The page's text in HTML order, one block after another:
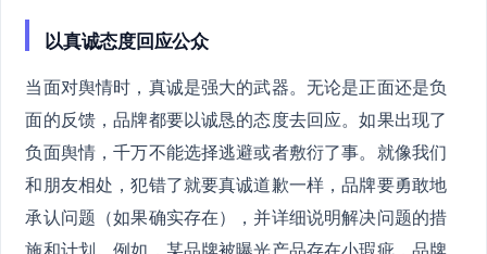
以真诚态度回应公众
当面对舆情时，真诚是强大的武器。无论是正面还是负
面的反馈，品牌都要以诚恳的态度去回应。如果出现了
负面舆情，千万不能选择逃避或者敷衍了事。就像我们
和朋友相处，犯错了就要真诚道歉一样，品牌要勇敢地
承认问题（如果确实存在），并详细说明解决问题的措